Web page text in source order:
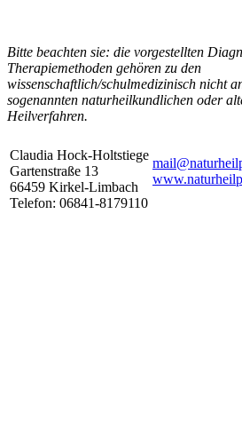
Bitte beachten sie: die vorgestellten
Therapiemethoden gehören zu den
wissenschaftlich/schulmedizinisch nicht
sogenannten naturheilkundlichen oder
Heilverfahren.
Claudia Hock-Holtstiege
Gartenstraße 13
66459 Kirkel-Limbach
Telefon: 06841-8179110
mail@